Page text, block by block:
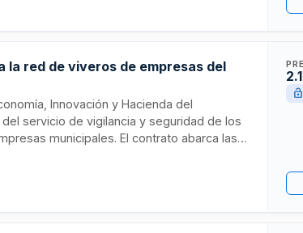
normativo y apoyo en
red de viveros de empresas del
Innovación y Hacienda del
servicio de vigilancia y seguridad de los
municipales. El contrato abarca las
y emprendedores. El servicio se prestará
esta red municipal de apoyo al